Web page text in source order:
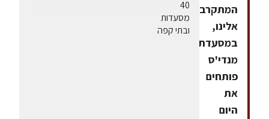
המתקרבת
אלינו,
במסעדת
מנדי'ס
פותחים
את
היום